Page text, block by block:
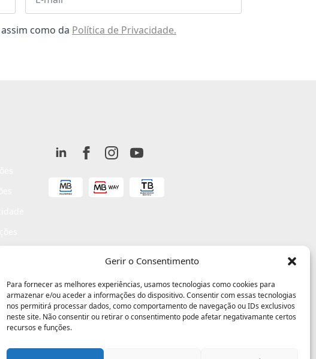
Gerir o Consentimento
Para fornecer as melhores experiências, usamos tecnologias como cookies para
armazenar e/ou aceder a informações do dispositivo. Consentir com essas tecnologias
nos permitirá processar dados, como comportamento de navegação ou IDs exclusivos
neste site. Não consentir ou retirar o consentimento pode afetar negativamante certos
recursos e funções.
como da Política de Privacidade.